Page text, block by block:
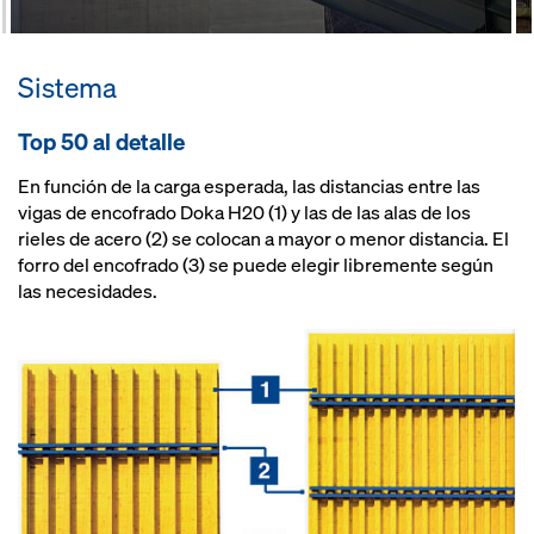
Sistema
Top 50 al detalle
En función de la carga esperada, las distancias entre las
vigas de encofrado Doka H20 (1) y las de las alas de los
rieles de acero (2) se colocan a mayor o menor distancia. El
forro del encofrado (3) se puede elegir libremente según
las necesidades.